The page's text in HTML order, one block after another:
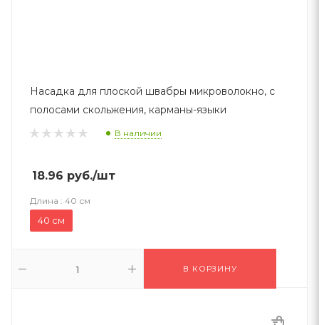
Насадка для плоской швабры микроволокно, с
полосами скольжения, карманы-языки
В наличии
18.96 руб./шт
Длина : 40 см
40 см
В КОРЗИНУ